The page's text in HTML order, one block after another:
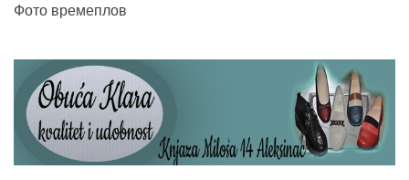
Фото времеплов